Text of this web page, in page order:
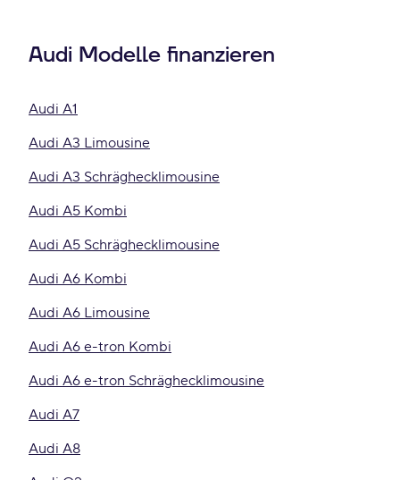
Audi Modelle finanzieren
Audi A1
Audi A3 Limousine
Audi A3 Schräghecklimousine
Audi A5 Kombi
Audi A5 Schräghecklimousine
Audi A6 Kombi
Audi A6 Limousine
Audi A6 e-tron Kombi
Audi A6 e-tron Schräghecklimousine
Audi A7
Audi A8